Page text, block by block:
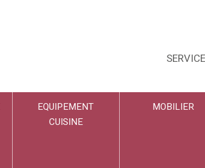
EQUIPEMENT
CUISINE
MOBILIER